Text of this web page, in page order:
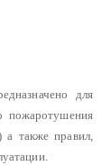
для
пожаротушения
также правил,